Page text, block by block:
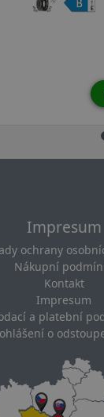
Impresum
ochrany
Nákupní
Kontakt
Impresum
a platební
o